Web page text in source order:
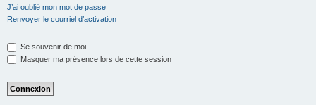
J’ai oublié mon mot de passe
Renvoyer le courriel d’activation
Se souvenir de moi
Masquer ma présence lors de cette session